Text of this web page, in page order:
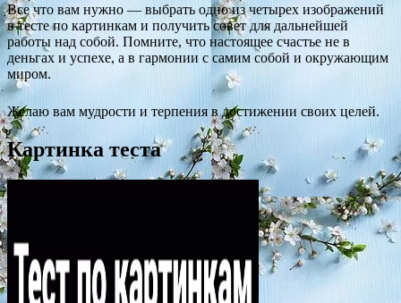
Все что вам нужно — выбрать одно из четырех изображений
в тесте по картинкам и получить совет для дальнейшей
работы над собой. Помните, что настоящее счастье не в
деньгах и успехе, а в гармонии с самим собой и окружающим
миром.
Желаю вам мудрости и терпения в достижении своих целей.
Картинка теста